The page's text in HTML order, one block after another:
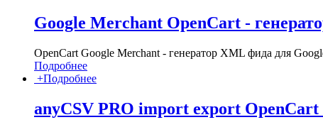
Google Merchant OpenCart -
OpenCart Google Merchant - генератор XML фида для
Подробнее
+Подробнее
anyCSV PRO import export OpenCart